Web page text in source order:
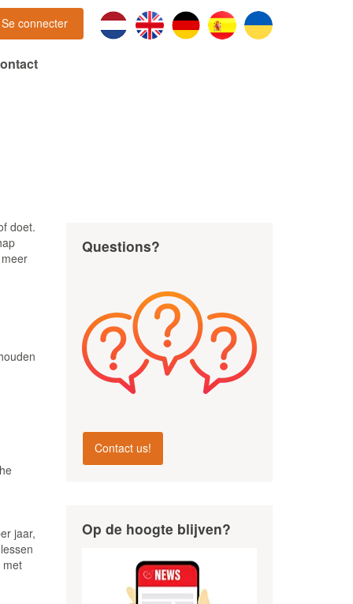
Se connecter
doet.
jaar,
met
Questions?
Contact us!
Op de hoogte blijven?